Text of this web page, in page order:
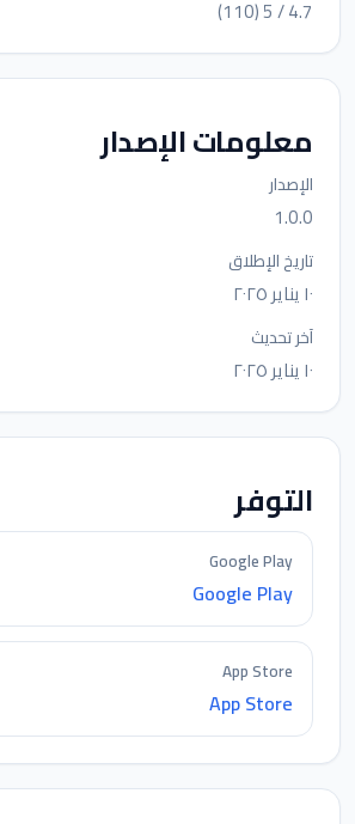
4.7 / 5 (110)
معلومات الإصدار
الإصدار
1.0.0
تاريخ الإطلاق
١٠ يناير ٢٠٢٥
آخر تحديث
١٠ يناير ٢٠٢٥
التوفر
Google Play
Google Play
App Store
App Store